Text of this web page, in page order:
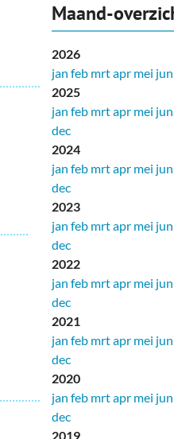
Maand-
2026
jan feb mrtapr mei jun
2025
jan feb mrtapr mei jun
dec
2024
jan feb mrtapr mei jun
dec
2023
jan feb mrtapr mei jun
dec
2022
jan feb mrtapr mei jun
dec
2021
jan feb mrtapr mei jun
dec
2020
jan feb mrtapr mei jun
dec
2019